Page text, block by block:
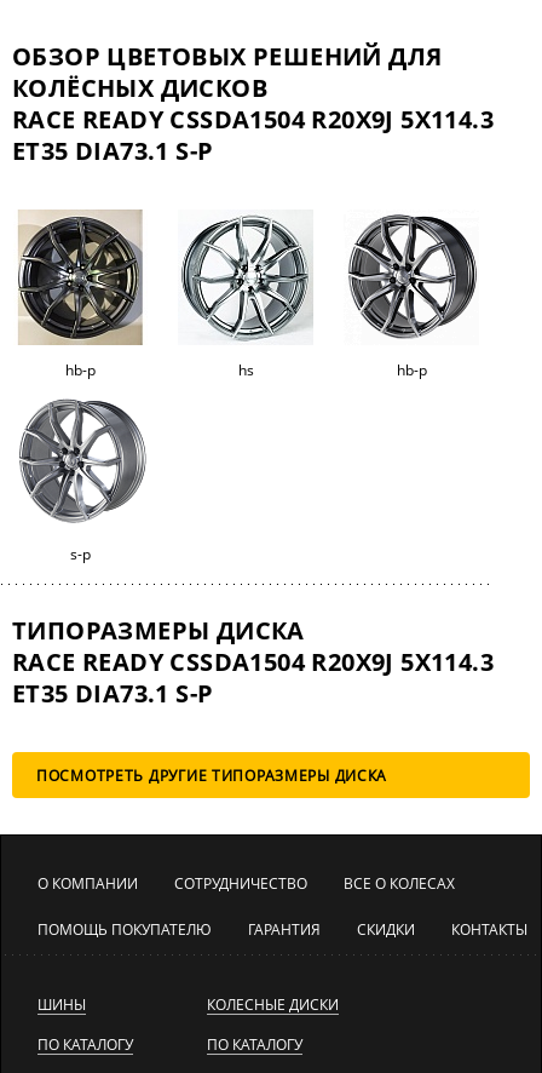
ОБЗОР ЦВЕТОВЫХ РЕШЕНИЙ ДЛЯ
КОЛЁСНЫХ ДИСКОВ
RACE READY CSSDA1504 R20X9J 5X114.3
ET35 DIA73.1 S-P
hb-p hs hb-p
s-p
ТИПОРАЗМЕРЫ ДИСКА
RACE READY CSSDA1504 R20X9J 5X114.3
ET35 DIA73.1 S-P
ПОСМОТРЕТЬ ДРУГИЕ ТИПОРАЗМЕРЫ ДИСКА
О КОМПАНИИ СОТРУДНИЧЕСТВО ВСЕ О КОЛЕСАХ
ПОМОЩЬ ПОКУПАТЕЛЮ ГАРАНТИЯ СКИДКИ КОНТАКТЫ
ШИНЫ
ПО КАТАЛОГУ
КОЛЕСНЫЕ ДИСКИ
ПО КАТАЛОГУ